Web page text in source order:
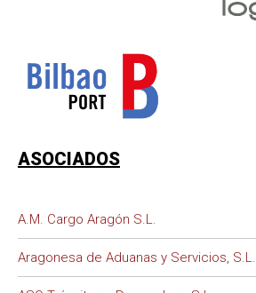
ASOCIADOS
A.M. Cargo Aragón S.L.
Aragonesa de Aduanas y Servicios, S.L.